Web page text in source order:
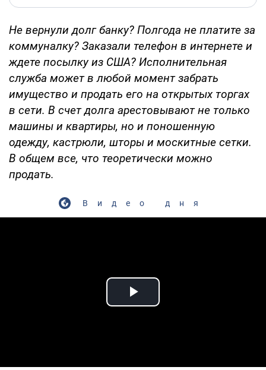
Не вернули долг банку? Полгода не платите за
коммуналку? Заказали телефон в интернете и
ждете посылку из США? Исполнительная
служба может в любой момент забрать
имущество и продать его на открытых торгах
в сети. В счет долга арестовывают не только
машины и квартиры, но и поношенную
одежду, кастрюли, шторы и москитные сетки.
В общем все, что теоретически можно
продать.
Видео дня
Play Video